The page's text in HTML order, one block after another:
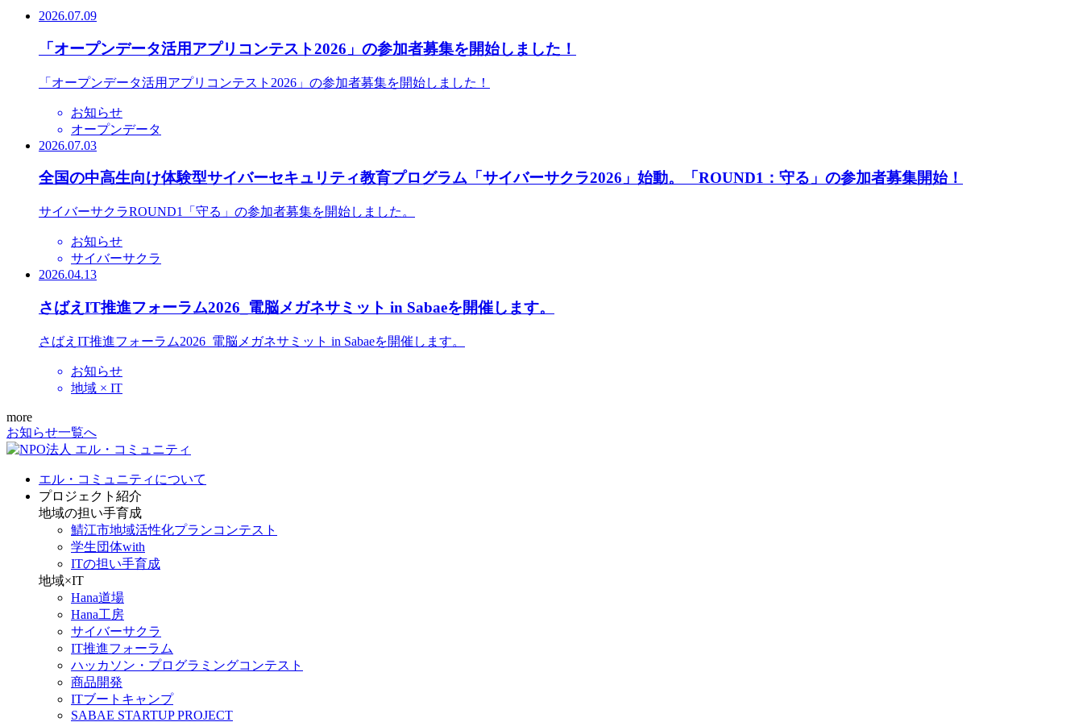
2026.07.09
「オープンデータ活用アプリコンテスト2026」の参加者募集を開始しました！
「オープンデータ活用アプリコンテスト2026」の参加者募集を開始しました！
お知らせ
オープンデータ
2026.07.03
全国の中高生向け体験型サイバーセキュリティ教育プログラム「サイバーサクラ2026」始動。「ROUND1：守る」の参加者募集開始！
サイバーサクラROUND1「守る」の参加者募集を開始しました。
お知らせ
サイバーサクラ
2026.04.13
さばえIT推進フォーラム2026_電脳メガネサミット in Sabaeを開催します。
さばえIT推進フォーラム2026_電脳メガネサミット in Sabaeを開催します。
お知らせ
地域 × IT
more
お知らせ一覧へ
エル・コミュニティについて
プロジェクト紹介
地域の担い手育成
鯖江市地域活性化プランコンテスト
学生団体with
ITの担い手育成
地域×IT
Hana道場
Hana工房
サイバーサクラ
IT推進フォーラム
ハッカソン・プログラミングコンテスト
商品開発
ITブートキャンプ
SABAE STARTUP PROJECT